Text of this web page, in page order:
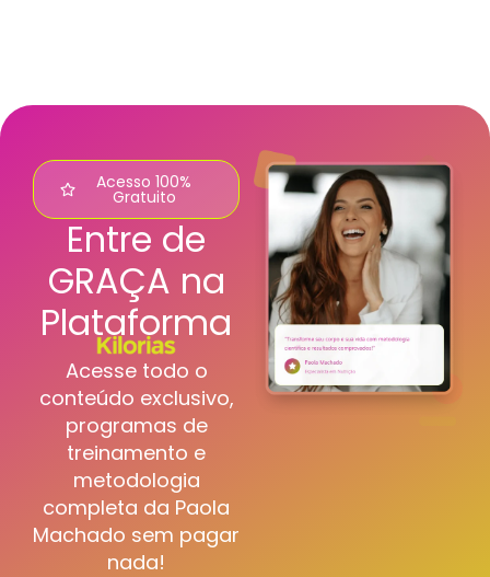
Acesso 100%
Gratuito
Entre de
GRAÇA na
Plataforma
Acesse todo o
conteúdo exclusivo,
programas de
treinamento e
metodologia
completa da Paola
Machado sem pagar
nada!